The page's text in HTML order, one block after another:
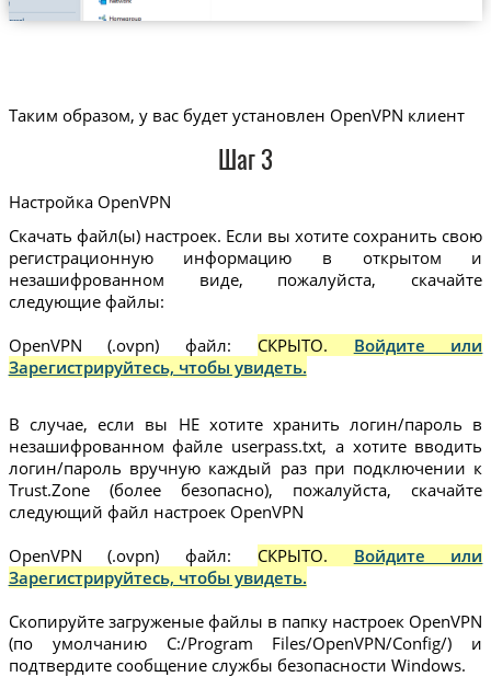
Таким образом, у вас будет установлен OpenVPN клиент
Шаг 3
Настройка OpenVPN
Скачать файл(ы) настроек. Если вы хотите сохранить свою
регистрационную информацию в открытом и
незашифрованном виде, пожалуйста, скачайте
следующие файлы:
OpenVPN (.ovpn) файл:
СКРЫТО. Войдите или
Зарегистрируйтесь, чтобы увидеть.
В случае, если вы НЕ хотите хранить логин/пароль в
незашифрованном файле userpass.txt, а хотите вводить
логин/пароль вручную каждый раз при подключении к
Trust.Zone (более безопасно), пожалуйста, скачайте
следующий файл настроек OpenVPN
OpenVPN (.ovpn) файл:
СКРЫТО. Войдите или
Зарегистрируйтесь, чтобы увидеть.
Скопируйте загруженые файлы в папку настроек OpenVPN
(по умолчанию C:/Program Files/OpenVPN/Config/) и
подтвердите сообщение службы безопасности Windows.